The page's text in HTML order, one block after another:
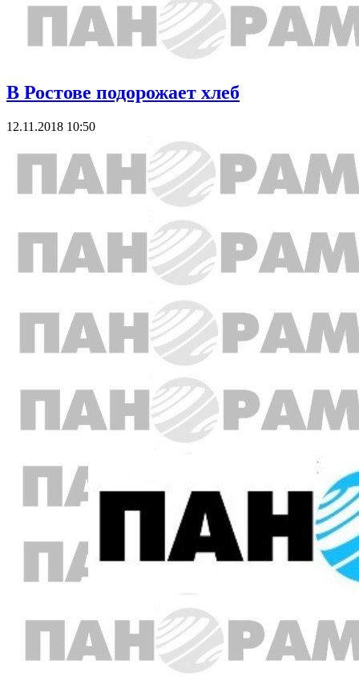
В Ростове подорожает хлеб
12.11.2018 10:50